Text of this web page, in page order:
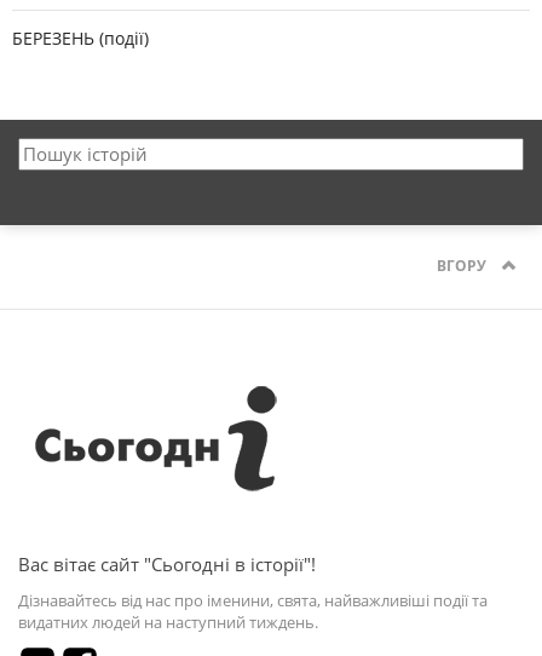
БЕРЕЗЕНЬ (події)
ВГОРУ
Вас вітає сайт "Сьогодні в історії"!
Дізнавайтесь від нас про іменини, свята, найважливіші події та
видатних людей на наступний тиждень.